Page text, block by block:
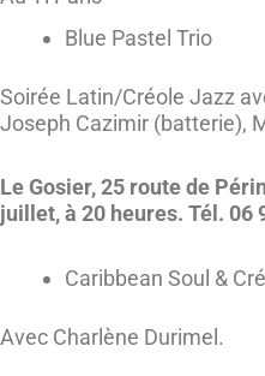
Blue Pastel Trio
Soirée Latin/Créole Jazz
Joseph Cazimir (batterie),
Le Gosier, 25 route de
juillet, à 20 heures. Tél. 06
Caribbean Soul &
Avec Charlène Durimel.